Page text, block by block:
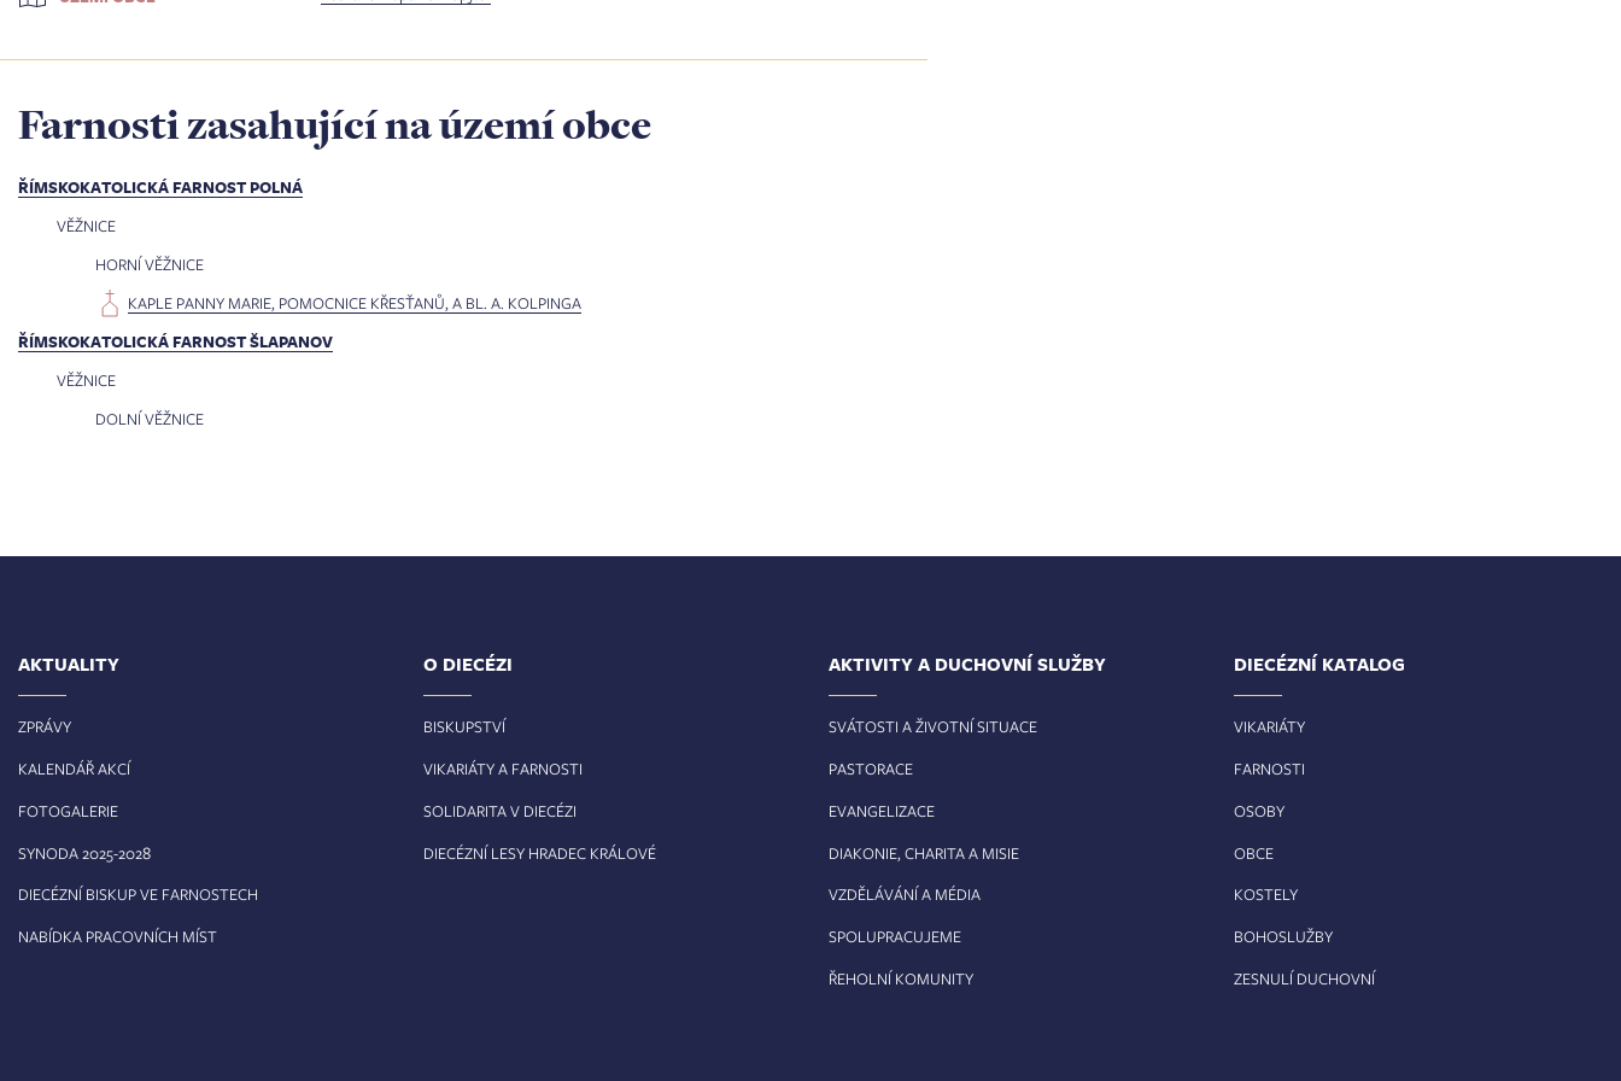
Farnosti zasahující na území obce
ŘÍMSKOKATOLICKÁ FARNOST POLNÁ
VĚŽNICE
HORNÍ VĚŽNICE
KAPLE PANNY MARIE, POMOCNICE KŘESŤANŮ, A BL. A. KOLPINGA
ŘÍMSKOKATOLICKÁ FARNOST ŠLAPANOV
VĚŽNICE
DOLNÍ VĚŽNICE
AKTUALITY
ZPRÁVY
KALENDÁŘ AKCÍ
FOTOGALERIE
SYNODA 2025-2028
DIECÉZNÍ BISKUP VE FARNOSTECH
NABÍDKA PRACOVNÍCH MÍST
O DIECÉZI
BISKUPSTVÍ
VIKARIÁTY A FARNOSTI
SOLIDARITA V DIECÉZI
DIECÉZNÍ LESY HRADEC KRÁLOVÉ
AKTIVITY A DUCHOVNÍ SLUŽBY
SVÁTOSTI A ŽIVOTNÍ SITUACE
PASTORACE
EVANGELIZACE
DIAKONIE, CHARITA A MISIE
VZDĚLÁVÁNÍ A MÉDIA
SPOLUPRACUJEME
ŘEHOLNÍ KOMUNITY
DIECÉZNÍ KATALOG
VIKARIÁTY
FARNOSTI
OSOBY
OBCE
KOSTELY
BOHOSLUŽBY
ZESNULÍ DUCHOVNÍ